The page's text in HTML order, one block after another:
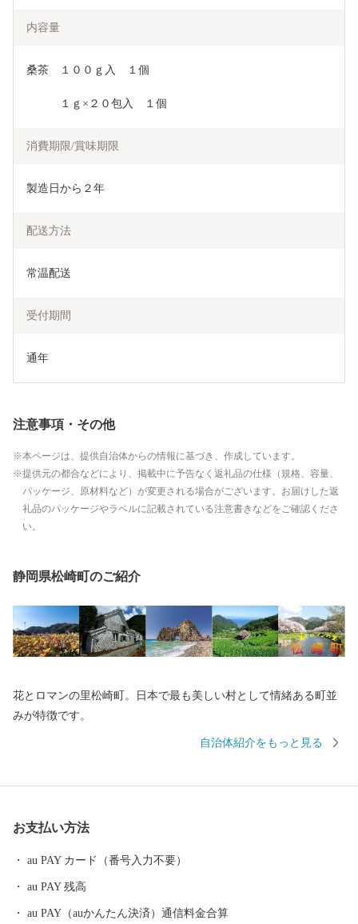
内容量
桑茶　１００ｇ入　１個
１ｇ×２０包入　１個
消費期限/賞味期限
製造日から２年
配送方法
常温配送
受付期間
通年
注意事項・その他
本ページは、提供自治体からの情報に基づき、作成しています。
提供元の都合などにより、掲載中に予告なく返礼品の仕様（規格、容量、
パッケージ、原材料など）が変更される場合がございます。お届けした返
礼品のパッケージやラベルに記載されている注意書きなどをご確認くださ
い。
静岡県松崎町のご紹介
花とロマンの里松崎町。日本で最も美しい村として情緒ある町並
みが特徴です。
自治体紹介をもっと見る
お支払い方法
au PAY カード（番号入力不要）
au PAY 残高
au PAY（auかんたん決済）通信料金合算